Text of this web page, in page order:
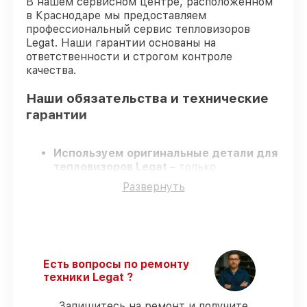
в Краснодаре мы предоставляем
профессиональный сервис тепловизоров
Legat. Наши гарантии основаны на
ответственности и строгом контроле
качества.
Наши обязательства и технические
гарантии
Используем оригинальные детали для
тепловизоров Legat
– только
оригинальные запчасти для вашей
Работаем строго в установленных
заранее временных рамках– ремонт
тепловизоров Legat без бесконечных
Официальная гарантия– на все виды
Развернуть
Есть вопросы по ремонту
техники Legat ?